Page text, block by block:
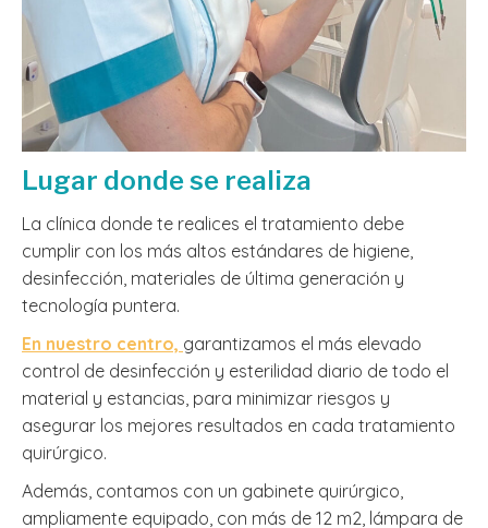
Lugar donde se realiza
La clínica donde te realices el tratamiento debe
cumplir con los más altos estándares de higiene,
desinfección, materiales de última generación y
tecnología puntera.
En nuestro centro, garantizamos el más elevado
control de desinfección y esterilidad diario de todo el
material y estancias, para minimizar riesgos y
asegurar los mejores resultados en cada tratamiento
quirúrgico.
Además, contamos con un gabinete quirúrgico,
ampliamente equipado, con más de 12 m2, lámpara de